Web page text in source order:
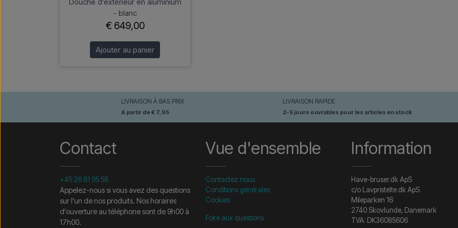
- blanc
€ 649,00
Ajouter au panier
LIVRAISON À BAS PRIX
A partir de € 7,95
LIVRAISON RAPIDE
2-5 jours ouvrables pour les articles en stock
Contact
+45 26 81 95 58
Appelez-nous si vous avez des questions
sur l'un de nos produits. Nos horaires
d'ouverture au téléphone sont de 9h00 à
17h00.
Vue d'ensemble
Contactez nous
Conditions générales
Cookies
Foire aux questions
Information
Have-bruser.dk ApS
c/o Lavpristelte.dk ApS
Mileparken 16
2740 Skovlunde, Danemark
TVA: DK36085606